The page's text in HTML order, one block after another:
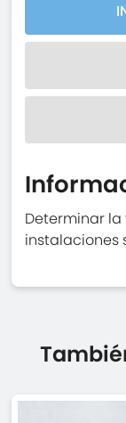
Determinar
instalaciones